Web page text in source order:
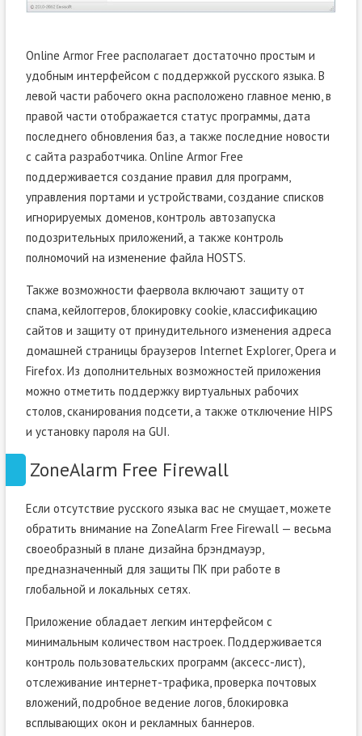
Online Armor Free располагает достаточно простым и
удобным интерфейсом с поддержкой русского языка. В
левой части рабочего окна расположено главное меню, в
правой части отображается статус программы, дата
последнего обновления баз, а также последние новости
с сайта разработчика. Online Armor Free
поддерживается создание правил для программ,
управления портами и устройствами, создание списков
игнорируемых доменов, контроль автозапуска
подозрительных приложений, а также контроль
полномочий на изменение файла HOSTS.
Также возможности фаервола включают защиту от
спама, кейлоггеров, блокировку cookie, классификацию
сайтов и защиту от принудительного изменения адреса
домашней страницы браузеров Internet Explorer, Opera и
Firefox. Из дополнительных возможностей приложения
можно отметить поддержку виртуальных рабочих
столов, сканирования подсети, а также отключение HIPS
и установку пароля на GUI.
ZoneAlarm Free Firewall
Если отсутствие русского языка вас не смущает, можете
обратить внимание на ZoneAlarm Free Firewall — весьма
своеобразный в плане дизайна брэндмауэр,
предназначенный для защиты ПК при работе в
глобальной и локальных сетях.
Приложение обладает легким интерфейсом с
минимальным количеством настроек. Поддерживается
контроль пользовательских программ (аксесс-лист),
отслеживание интернет-трафика, проверка почтовых
вложений, подробное ведение логов, блокировка
всплывающих окон и рекламных баннеров.